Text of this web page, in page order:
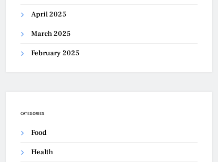
April 2025
March 2025
February 2025
CATEGORIES
Food
Health